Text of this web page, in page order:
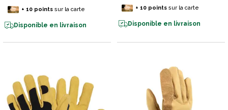
+ 10pointssur la carte
Disponible en livraison
+ 10pointssur la carte
Disponible en livraison